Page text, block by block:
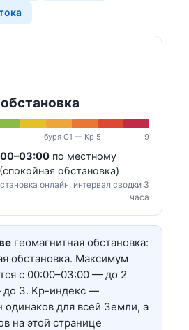
буря G1 — Kp 5 9
по местному
обстановка)
онлайн, интервал сводки 3
часа
геомагнитная обстановка:
обстановка. Максимум
с 00:00–03:00 — до 2
до 3. Kp-индекс —
одинаков для всей Земли, а
на этой странице